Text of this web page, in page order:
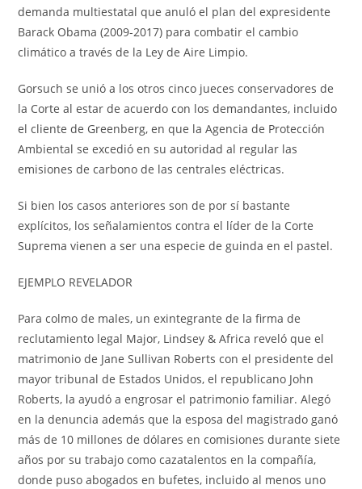
demanda multiestatal que anuló el plan del expresidente
Barack Obama (2009-2017) para combatir el cambio
climático a través de la Ley de Aire Limpio.
Gorsuch se unió a los otros cinco jueces conservadores de
la Corte al estar de acuerdo con los demandantes, incluido
el cliente de Greenberg, en que la Agencia de Protección
Ambiental se excedió en su autoridad al regular las
emisiones de carbono de las centrales eléctricas.
Si bien los casos anteriores son de por sí bastante
explícitos, los señalamientos contra el líder de la Corte
Suprema vienen a ser una especie de guinda en el pastel.
EJEMPLO REVELADOR
Para colmo de males, un exintegrante de la firma de
reclutamiento legal Major, Lindsey & Africa reveló que el
matrimonio de Jane Sullivan Roberts con el presidente del
mayor tribunal de Estados Unidos, el republicano John
Roberts, la ayudó a engrosar el patrimonio familiar. Alegó
en la denuncia además que la esposa del magistrado ganó
más de 10 millones de dólares en comisiones durante siete
años por su trabajo como cazatalentos en la compañía,
donde puso abogados en bufetes, incluido al menos uno